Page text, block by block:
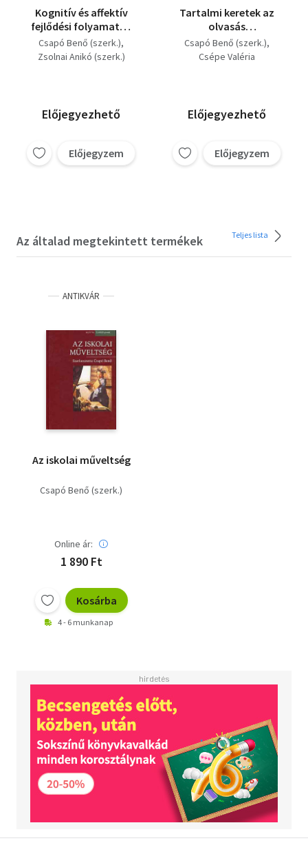
Kognitív és affektív
fejlődési folyamatok
diagnosztikus
értékelésének
Csapó Benő (szerk.)
Zsolnai Anikó (szerk.)
Előjegyezhető
Előjegyzem
Tartalmi keretek az
olvasás
diagnosztik,us
értékeléséhez
Csapó Benő (szerk.)
Csépe Valéria
Előjegyezhető
Előjegyzem
Az általad megtekintett termékek Teljes lista
ANTIKVÁR
Az iskolai műveltség
Csapó Benő (szerk.)
Online ár:
1 890 Ft
Kosárba
4 - 6 munkanap